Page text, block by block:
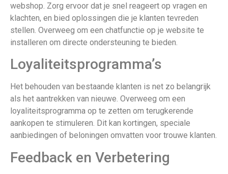
webshop. Zorg ervoor dat je snel reageert op vragen en
klachten, en bied oplossingen die je klanten tevreden
stellen. Overweeg om een chatfunctie op je website te
installeren om directe ondersteuning te bieden.
Loyaliteitsprogramma’s
Het behouden van bestaande klanten is net zo belangrijk
als het aantrekken van nieuwe. Overweeg om een
loyaliteitsprogramma op te zetten om terugkerende
aankopen te stimuleren. Dit kan kortingen, speciale
aanbiedingen of beloningen omvatten voor trouwe klanten.
Feedback en Verbetering